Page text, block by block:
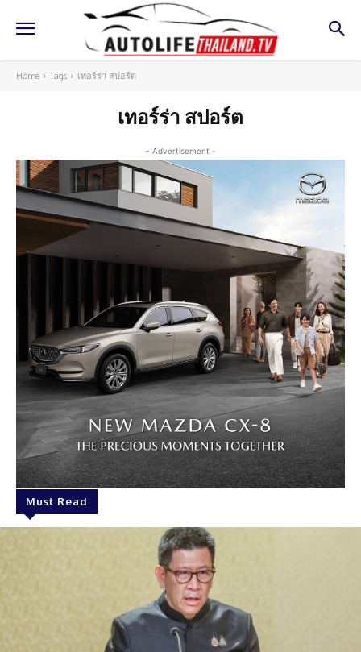
Home Tags เทอร์ร่า สปอร์ต
เทอร์ร่า สปอร์ต
- Advertisement -
Must Read